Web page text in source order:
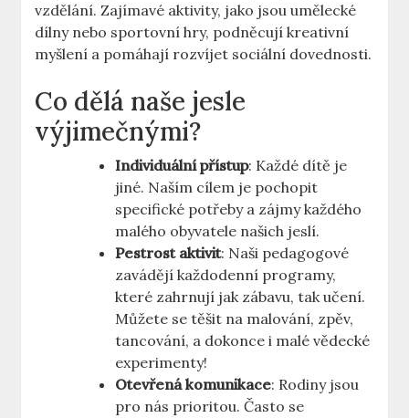
vzdělání. Zajímavé aktivity, jako jsou umělecké
dílny nebo sportovní hry, podněcují kreativní
myšlení a pomáhají rozvíjet sociální dovednosti.
Co dělá naše jesle
výjimečnými?
Individuální přístup: Každé dítě je
jiné. Naším cílem je pochopit
specifické potřeby a zájmy každého
malého obyvatele našich jeslí.
Pestrost aktivit: Naši pedagogové
zavádějí každodenní programy,
které zahrnují jak zábavu, tak učení.
Můžete se těšit na malování, zpěv,
tancování, a dokonce i malé vědecké
experimenty!
Otevřená komunikace: Rodiny jsou
pro nás prioritou. Často se